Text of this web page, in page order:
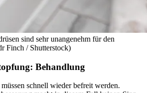
sind sehr unangenehm für den
Finch / Shutterstock)
Behandlung
schnell wieder befreit werden.